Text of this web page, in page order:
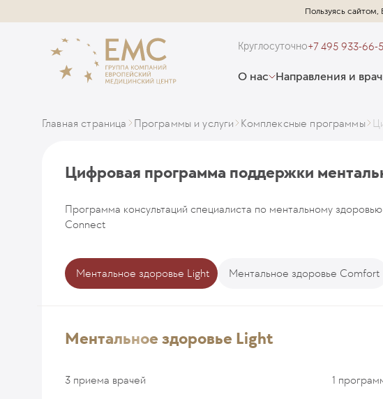
Пользуясь сайтом,
Круглосуточно+7 495 933-66-
О нас Направления и
Главная страница Программы и услуги Комплексные программы
Цифровая программа поддержки
Программа консультаций специалиста по ментальному
Connect
Ментальное здоровье Light Ментальное здоровье Comfort
Ментальное здоровье Light
3 приема врачей 1